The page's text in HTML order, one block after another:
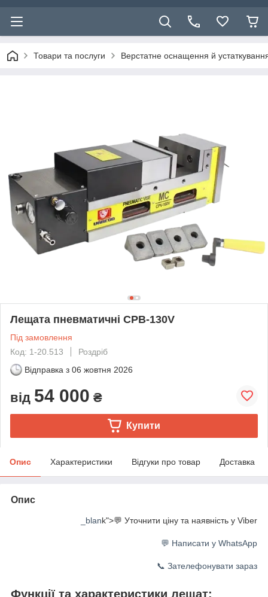
Товари та послуги Верстатне оснащення й
Лещата пневматичні CPB-130V
Під замовлення
Код: 1-20.513
Роздріб
Відправка з 06 жовтня 2026
від 54 000 ₴
Купити
Опис Характеристики Відгуки про товар Доставка
Опис
_blank">💬 Уточнити ціну та наявність у Viber
💬 Написати у WhatsApp
📞 Зателефонувати зараз
Функції та характеристики лещат: